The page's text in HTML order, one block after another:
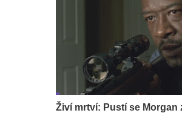
Živí mrtví: Pustí se Morgan